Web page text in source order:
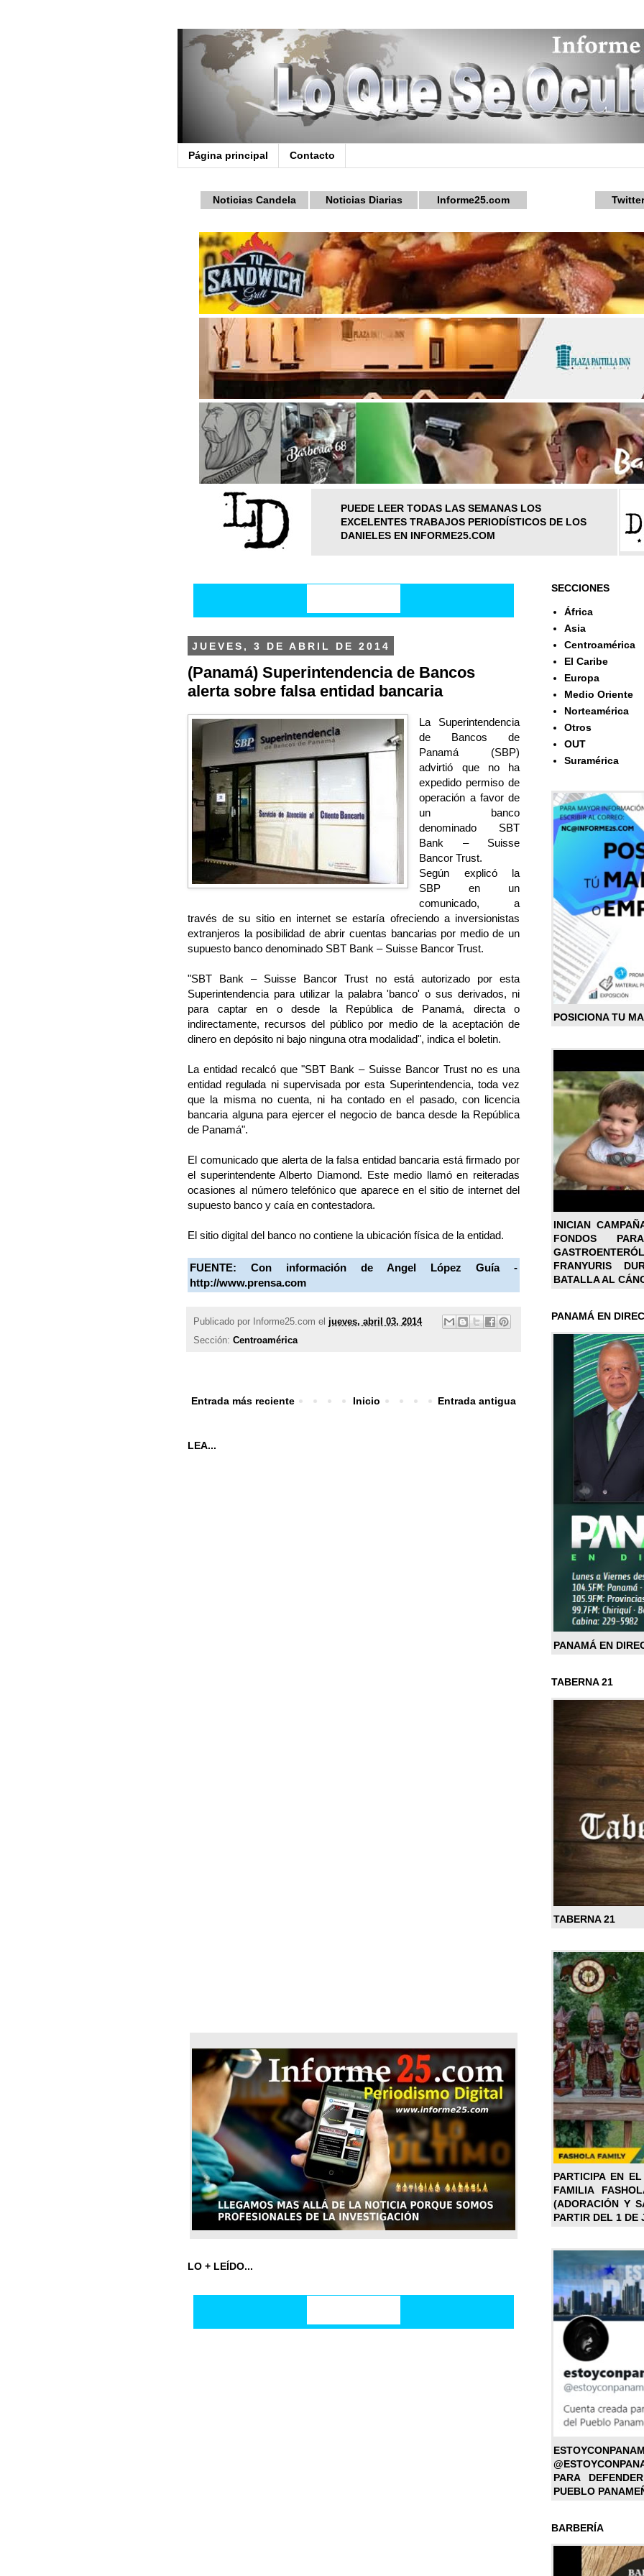
Página principal Contacto
Noticias Candela Noticias Diarias Informe25.com
PUEDE LEER TODAS LAS SEMANAS LOS
EXCELENTES TRABAJOS PERIODÍSTICOS DE LOS
DANIELES EN INFORME25.COM
JUEVES, 3 DE ABRIL DE 2014
(Panamá) Superintendencia de Bancos
alerta sobre falsa entidad bancaria
La Superintendencia
de Bancos de
Panamá (SBP)
advirtió que no ha
expedido permiso de
operación a favor de
un banco
denominado SBT
Bank – Suisse
Bancor Trust.
Según explicó la
SBP en un
comunicado, a
través de su sitio en internet se estaría ofreciendo a inversionistas
extranjeros la posibilidad de abrir cuentas bancarias por medio de un
supuesto banco denominado SBT Bank – Suisse Bancor Trust.
"SBT Bank – Suisse Bancor Trust no está autorizado por esta
Superintendencia para utilizar la palabra 'banco' o sus derivados, ni
para captar en o desde la República de Panamá, directa o
indirectamente, recursos del público por medio de la aceptación de
dinero en depósito ni bajo ninguna otra modalidad", indica el boletin.
La entidad recalcó que "SBT Bank – Suisse Bancor Trust no es una
entidad regulada ni supervisada por esta Superintendencia, toda vez
que la misma no cuenta, ni ha contado en el pasado, con licencia
bancaria alguna para ejercer el negocio de banca desde la República
de Panamá".
El comunicado que alerta de la falsa entidad bancaria está firmado por
el superintendente Alberto Diamond. Este medio llamó en reiteradas
ocasiones al número telefónico que aparece en el sitio de internet del
supuesto banco y caía en contestadora.
El sitio digital del banco no contiene la ubicación física de la entidad.
FUENTE: Con información deAngel López Guía -
http://www.prensa.com
Publicado por Informe25.com el jueves, abril 03, 2014
Sección: Centroamérica
Entrada más reciente Entrada antigua
Inicio
LEA...
LO + LEÍDO...
SECCIONES
África
Asia
Centroamérica
El Caribe
Europa
Medio Oriente
Norteamérica
Otros
OUT
Suramérica
POSICIONA TU
INICIAN
FONDOS
FRANYURIS
BATALLA AL
PANAMÁ EN
PANAMÁ EN
TABERNA 21
TABERNA 21
PARTICIPA EN
FAMILIA
(ADORACIÓN Y
PARTIR DEL 1 DE
PARA
PUEBLO
BARBERÍA